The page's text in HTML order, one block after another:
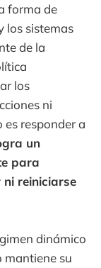
forma de
los sistemas
de la
los
ni
es responder a
un
para
reiniciarse
dinámico
mantiene su